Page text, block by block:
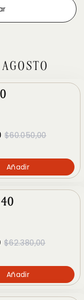
$60.050,00
Añadir
$62.380,00
Añadir